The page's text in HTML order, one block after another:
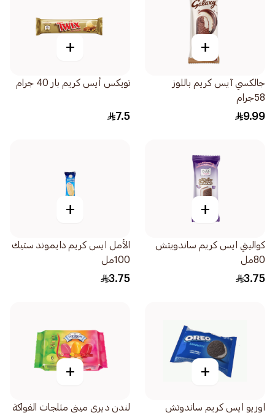
+
جالكسي آيس كريم باللوز
58جرام
9.99
+
تويكس أيس كريم بار 40 جرام
7.5
+
كواليتي ايس كريم ساندويتش
80مل
3.75
+
الأمل ايس كريم دايموند ستيك
100مل
3.75
+
اوريو ايس كريم ساندوتش
+
لندن ديري ميني مثلجات الفواكة